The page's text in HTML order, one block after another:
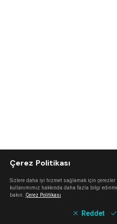
Çerez Politikası
Sizlere daha iyi hizmet sağlamak için çerezler
kullanımımız hakkında daha fazla bilgi
bakın. Çerez Politikası
Reddet